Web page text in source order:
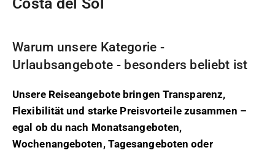
Warum unsere Kategorie -
Urlaubsangebote - besonders beliebt ist
Unsere Reiseangebote bringen Transparenz,
Flexibilität und starke Preisvorteile zusammen –
egal ob du nach Monatsangeboten,
Wochenangeboten, Tagesangeboten oder